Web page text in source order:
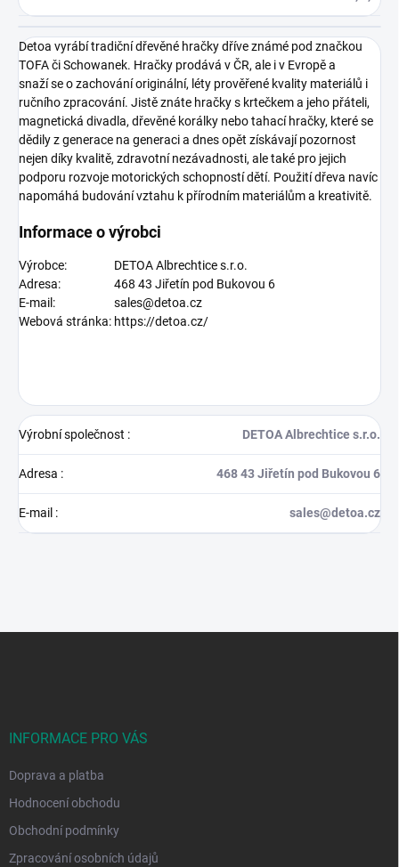
Detoa vyrábí tradiční dřevěné hračky dříve známé pod značkou
TOFA či Schowanek. Hračky prodává v ČR, ale i v Evropě a
snaží se o zachování originální, léty prověřené kvality materiálů i
ručního zpracování. Jistě znáte hračky s krtečkem a jeho přáteli,
magnetická divadla, dřevěné korálky nebo tahací hračky, které se
dědily z generace na generaci a dnes opět získávají pozornost
nejen díky kvalitě, zdravotní nezávadnosti, ale také pro jejich
podporu rozvoje motorických schopností dětí. Použití dřeva navíc
napomáhá budování vztahu k přírodním materiálům a kreativitě.
Informace o výrobci
Výrobce:
DETOA Albrechtice s.r.o.
Adresa:
468 43 Jiřetín pod Bukovou 6
E-mail:
sales@detoa.cz
Webová stránka: https://detoa.cz/
Výrobní společnost : DETOA Albrechtice s.r.o.
Adresa : 468 43 Jiřetín pod Bukovou 6
E-mail : sales@detoa.cz
INFORMACE PRO VÁS
Doprava a platba
Hodnocení obchodu
Obchodní podmínky
Zpracování osobních údajů